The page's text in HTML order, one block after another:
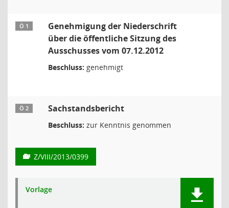
Ö 1
Genehmigung der Niederschrift
über die öffentliche Sitzung des
Ausschusses vom 07.12.2012
Beschluss: genehmigt
Ö 2 Sachstandsbericht
Beschluss: zur Kenntnis genommen
Z/VIII/2013/0399
Vorlage